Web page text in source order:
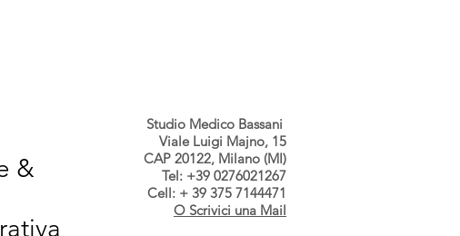
&
Studio Medico Bassani
Viale Luigi Majno, 15
CAP 20122, Milano (MI)
Tel: +39 0276021267
Cell: + 39 375 7144471
O Scrivici una Mail